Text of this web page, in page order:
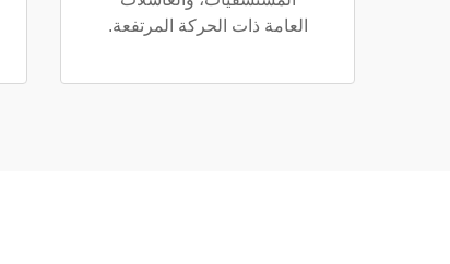
العامة ذات الحركة المرتفعة.